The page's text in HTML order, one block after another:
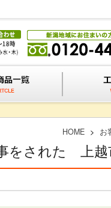
HOME > お
をされた 上越